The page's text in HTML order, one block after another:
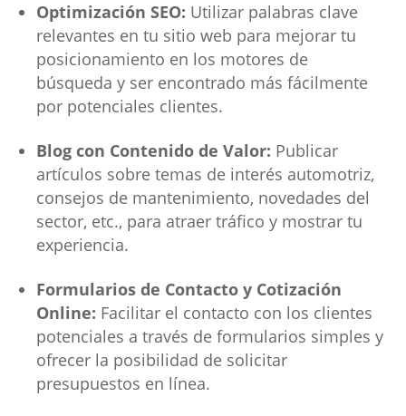
Optimización SEO: Utilizar palabras clave
relevantes en tu sitio web para mejorar tu
posicionamiento en los motores de
búsqueda y ser encontrado más fácilmente
por potenciales clientes.
Blog con Contenido de Valor: Publicar
artículos sobre temas de interés automotriz,
consejos de mantenimiento, novedades del
sector, etc., para atraer tráfico y mostrar tu
experiencia.
Formularios de Contacto y Cotización
Online: Facilitar el contacto con los clientes
potenciales a través de formularios simples y
ofrecer la posibilidad de solicitar
presupuestos en línea.